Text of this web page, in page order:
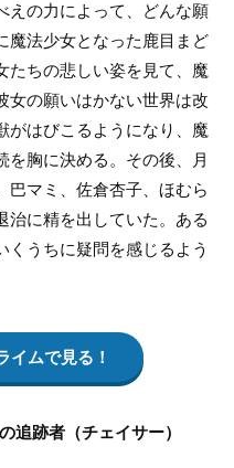
えの力によって、どんな願
魔法少女となった鹿目まど
たちの悲しい姿を見て、魔
女の願いはかない世界は改
がはびこるようになり、魔
を胸に決める。その後、月
巴マミ、佐倉杏子、ほむら
治に精を出していた。ある
くうちに疑問を感じるよう
イムで見る！
追跡者（チェイサー）